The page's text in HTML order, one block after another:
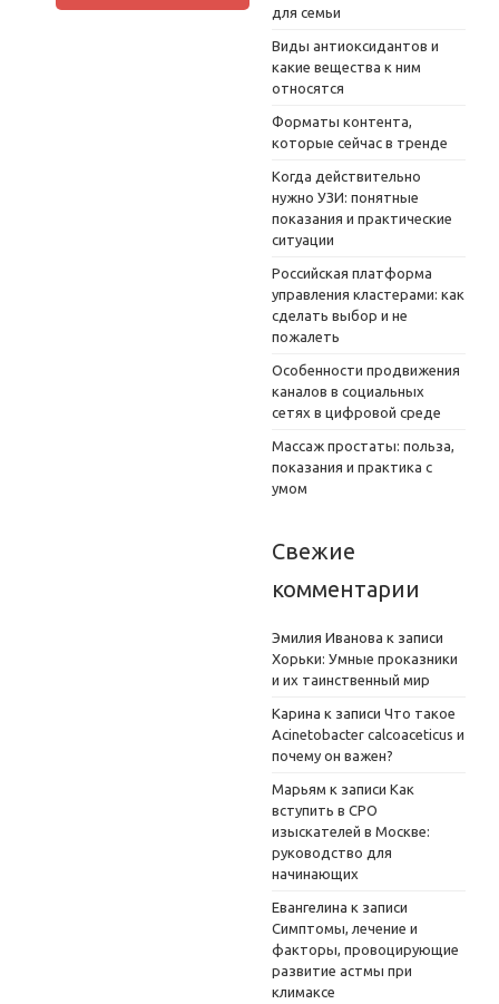
для семьи
Виды антиоксидантов и
какие вещества к ним
относятся
Форматы контента,
которые сейчас в тренде
Когда действительно
нужно УЗИ: понятные
показания и практические
ситуации
Российская платформа
управления кластерами: как
сделать выбор и не
пожалеть
Особенности продвижения
каналов в социальных
сетях в цифровой среде
Массаж простаты: польза,
показания и практика с
умом
Свежие
комментарии
Эмилия Иванова к записи
Хорьки: Умные проказники
и их таинственный мир
Карина к записи Что такое
Acinetobacter calcoaceticus и
почему он важен?
Марьям к записи Как
вступить в СРО
изыскателей в Москве:
руководство для
начинающих
Евангелина к записи
Симптомы, лечение и
факторы, провоцирующие
развитие астмы при
климаксе